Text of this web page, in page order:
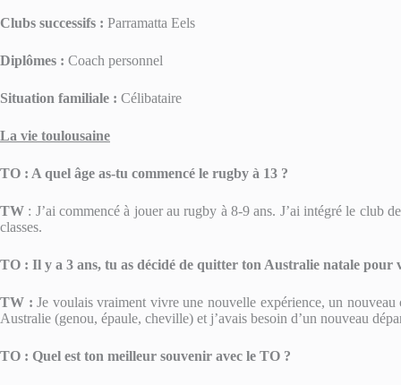
Clubs successifs : Parramatta Eels
Diplômes : Coach personnel
Situation familiale : Célibataire
La vie toulousaine
TO : A quel âge as-tu commencé le rugby à 13 ?
TW : J’ai commencé à jouer au rugby à 8-9 ans. J’ai intégré le club
classes.
TO : Il y a 3 ans, tu as décidé de quitter ton Australie natale
TW :Je voulais vraiment vivre une nouvelle expérience, un nouveau
Australie (genou, épaule, cheville) et j’avais besoin d’un nouveau
TO : Quel est ton meilleur souvenir avec le TO ?